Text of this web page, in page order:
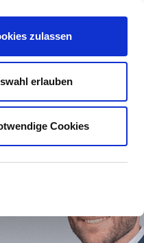
zulassen
erlauben
Cookies